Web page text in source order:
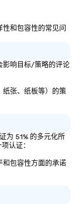
和包容性的常见问
影响目标/策略的评论
张、纸板等）的策
为 51% 的多元化所
认证：
包容性方面的承诺